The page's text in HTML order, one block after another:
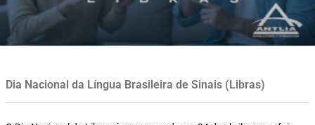
Dia Nacional da Língua Brasileira de Sinais (Libras)